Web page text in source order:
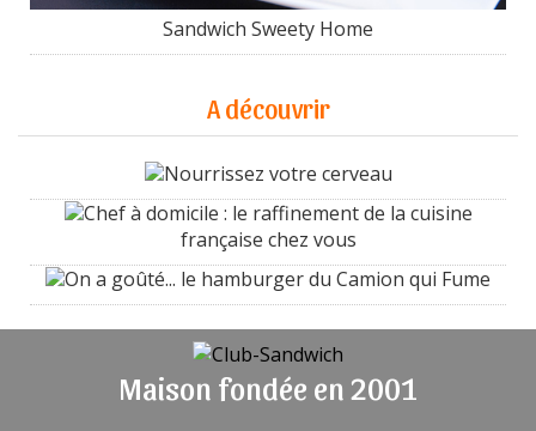
Sandwich Sweety Home
A découvrir
Nourrissez votre cerveau
Chef à domicile : le raffinement de la cuisine
française chez vous
On a goûté... le hamburger du Camion qui Fume
Maison fondée en 2001